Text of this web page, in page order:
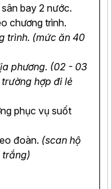
bay 2 nước.
chương trình.
trình. (mức ăn 40
phương. (02 - 03
hợp đi lẻ
phục vụ suốt
đoàn. (scan hộ